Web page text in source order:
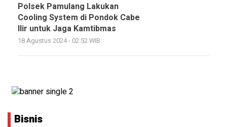
Polsek Pamulang Lakukan
Cooling System di Pondok Cabe
Ilir untuk Jaga Kamtibmas
18 Agustus 2024 - 02:52 WIB
Bisnis